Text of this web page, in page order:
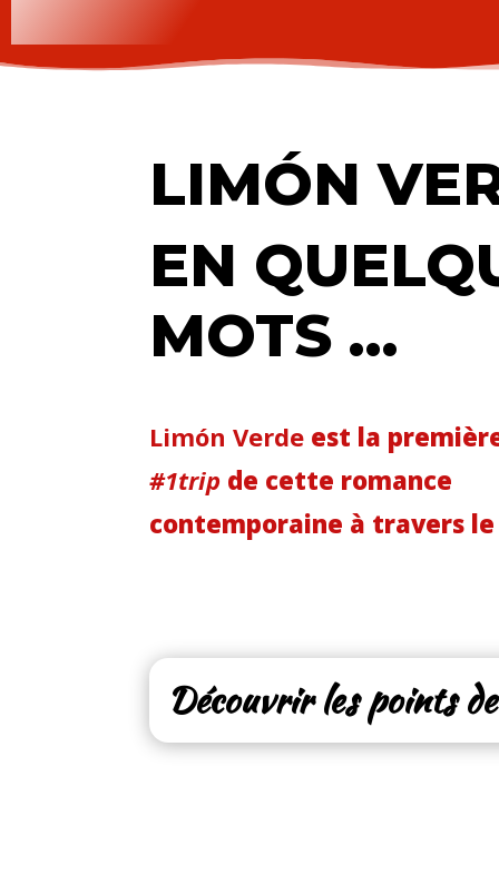
LIMÓN
EN
MOTS …
Limón Verde est la
#1trip de cette romance
contemporaine à travers
Découvrir les points